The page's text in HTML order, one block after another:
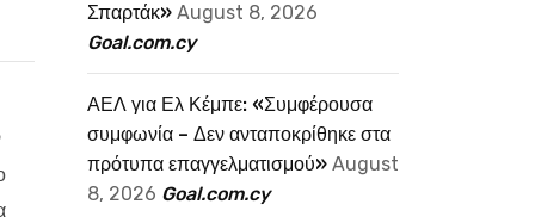
Σπαρτάκ» August 8, 2026
Goal.com.cy
ΑΕΛ για Ελ Κέμπε: «Συμφέρουσα
συμφωνία – Δεν ανταποκρίθηκε στα
πρότυπα επαγγελματισμού» August
8, 2026 Goal.com.cy